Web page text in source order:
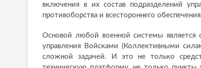
включения в их состав подразделений
противоборства и всестороннего
Основой любой военной системы является
управления Войсками (Коллективными
сложной задачей. И это не только